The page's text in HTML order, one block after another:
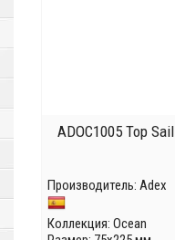
ADOC1005 Top Sail
Производитель: Adex
Коллекция: Ocean